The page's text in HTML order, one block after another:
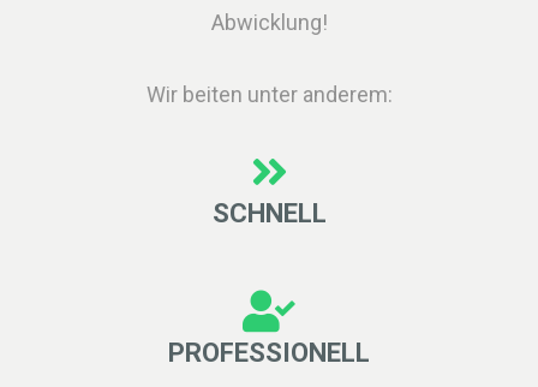
Abwicklung!
Wir beiten unter anderem:
SCHNELL
PROFESSIONELL